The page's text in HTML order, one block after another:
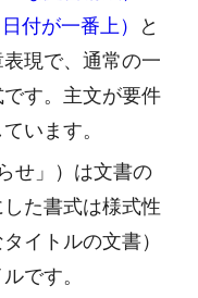
付が一番上）
と
現で、通常の一
す。主文が要件
います。
」）は文書の
た書式は様式性
イトルの文書）
です。